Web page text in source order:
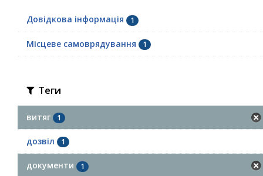
Довідкова інформація 1
Місцеве самоврядування 1
Теги
витяг 1
дозвіл 1
документи 1